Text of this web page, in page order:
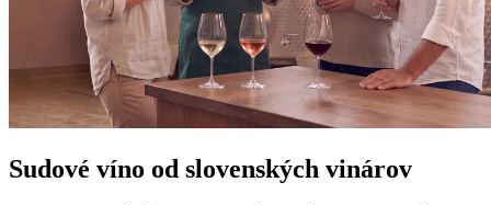
Sudové víno od slovenských vinárov